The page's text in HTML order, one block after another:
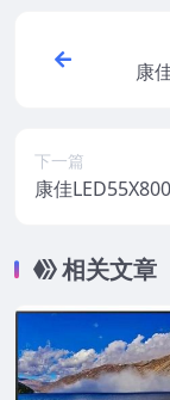
康
下一篇
康佳
相关文章